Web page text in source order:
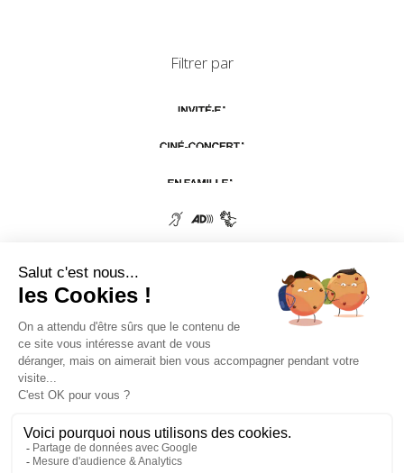
Filtrer par
LA CINÉMATHÈQUE · CONTACTS · LETTRE D'INFORMATION ·
PARTENAIRES
MENTIONS LÉGALES
La Cinémathèque de Toulouse